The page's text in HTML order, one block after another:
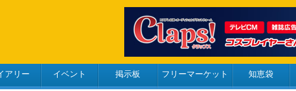
アリー イベント 掲示板 フリーマーケット 知恵袋